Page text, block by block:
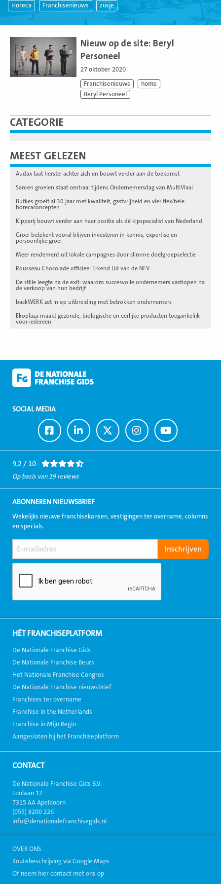
CATEGORIE
MEEST GELEZEN
Audax laat herstel achter zich en bouwt verder aan de toekomst
Samen groeien staat centraal tijdens Ondernemersdag van MultiVlaai
Bufkes groeit al 30 jaar met kwaliteit, gastvrijheid en vier flexibele
horecaconcepten
Kipperij bouwt verder aan haar positie als dé kipspecialist van Nederland
Groei betekent vooral blijven investeren in kennis, expertise en
persoonlijke groei
Meer rendement uit lokale campagnes door slimme doelgroepselectie
Rousseau Chocolade officieel Erkend Lid van de NFV
De stille leegte na de exit: waarom succesvolle ondernemers vastlopen na
de verkoop van hun bedrijf
backWERK zet in op uitbreiding met betrokken ondernemers
Ekoplaza maakt gezonde, biologische en eerlijke producten toegankelijk
voor iedereen
Horeca Franchisenieuws zusje
Nieuw op de site: Beryl
Personeel
27 oktober 2020
Franchisenieuws
home
Beryl Personeel
SOCIAL MEDIA
Ga
naar
Facebook
Ga
naar
LinkedIn
Ga
naar
Twitter
Ga
naar
Instagram
Ga
naar
Youtube
9,2 / 10 -
Op basis van 19 reviews
ABONNEREN NIEUWSBRIEF
Wekelijks nieuwe franchisekansen, vestigingen ter overname, columns
en specials.
HÉT FRANCHISEPLATFORM
De Nationale Franchise Gids
De Nationale Franchise Beurs
Het Nationale Franchise Congres
De Nationale Franchise nieuwsbrief
Franchises ter overname
Franchise in the Netherlands
Franchise in Mijn Regio
Aangesloten bij het Franchiseplatform
CONTACT
De Nationale Franchise Gids B.V.
Loolaan 12
7315 AA Apeldoorn
(055) 8200 226
info@denationalefranchisegids.nl
OVER ONS
Routebeschrijving via Google Maps
Of neem hier contact met ons op